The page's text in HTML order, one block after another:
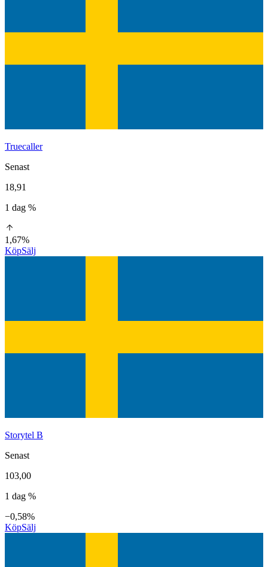
Truecaller
Senast
18,91
1 dag %
1,67%
KöpSälj
Storytel B
Senast
103,00
1 dag %
−0,58%
KöpSälj